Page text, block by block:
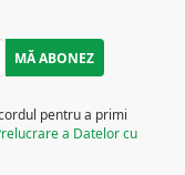
pentru a primi
a Datelor cu